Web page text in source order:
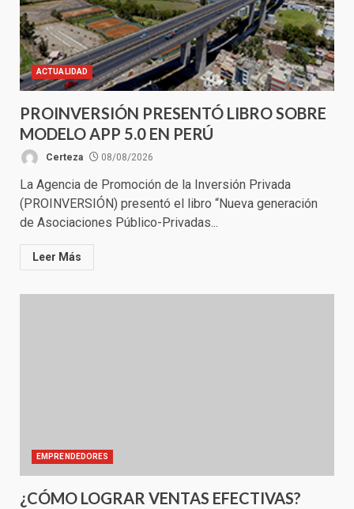
ACTUALIDAD
PROINVERSIÓN PRESENTÓ LIBRO SOBRE
MODELO APP 5.0 EN PERÚ
Certeza 08/08/2026
La Agencia de Promoción de la Inversión Privada
(PROINVERSIÓN) presentó el libro “Nueva generación
de Asociaciones Público-Privadas...
Leer Más
EMPRENDEDORES
¿CÓMO LOGRAR VENTAS EFECTIVAS?